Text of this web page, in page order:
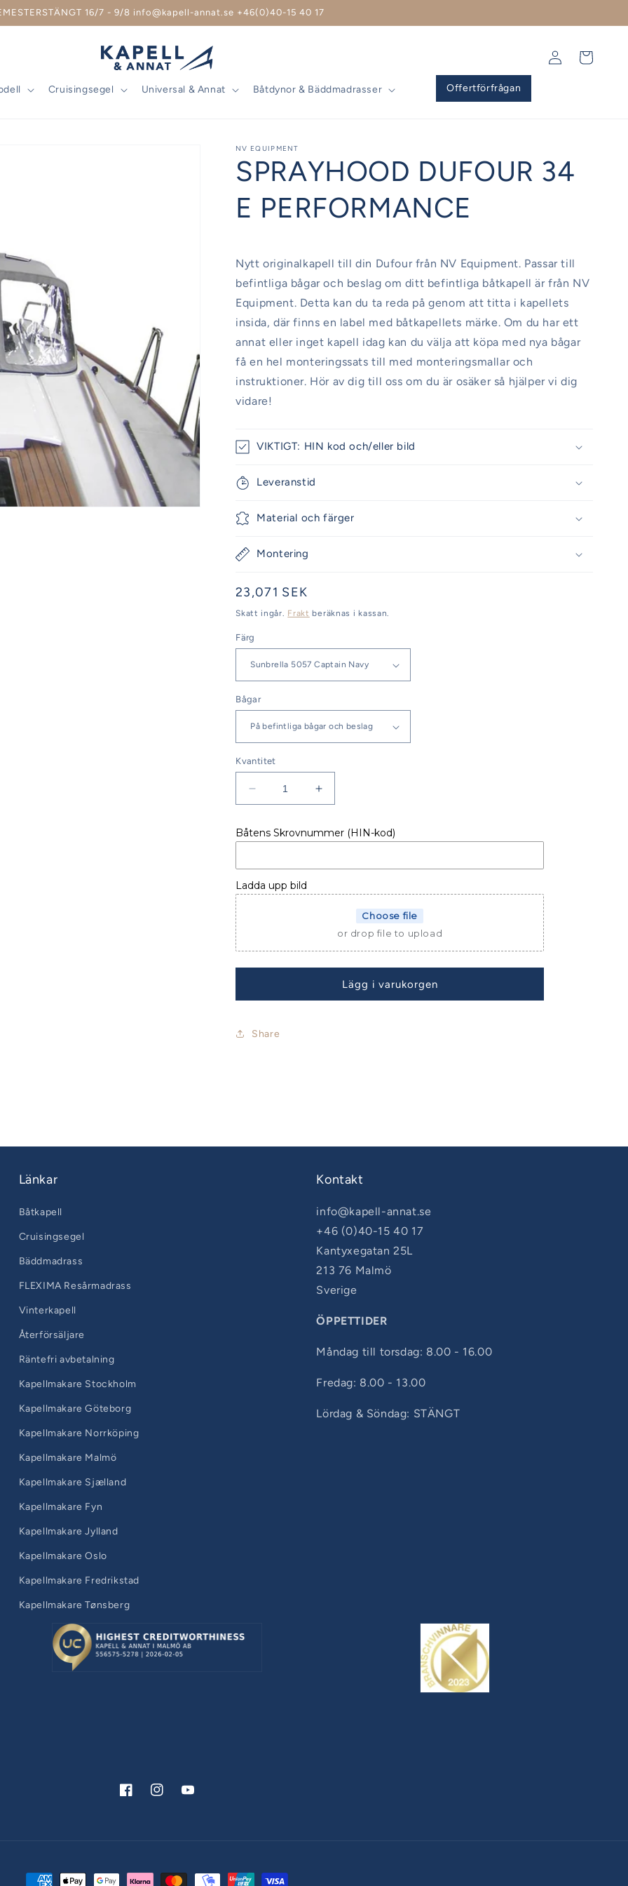
16/7 - 9/8 info@kapell-annat.se +46(0)40-15 40 17
Cruisingsegel Universal & Annat Båtdynor & Bäddmadrasser Offertförfrågan
Logga
Varukorg
NV EQUIPMENT
SPRAYHOOD DUFOUR 34
E PERFORMANCE
Nytt originalkapell till din Dufour från NV Equipment. Passar till
befintliga bågar och beslag om ditt befintliga båtkapell är från NV
Equipment. Detta kan du ta reda på genom att titta i kapellets
insida, där finns en label med båtkapellets märke. Om du har ett
annat eller inget kapell idag kan du välja att köpa med nya bågar
få en hel monteringssats till med monteringsmallar och
instruktioner. Hör av dig till oss om du är osäker så hjälper vi dig
vidare!
VIKTIGT: HIN kod och/eller bild
Leveranstid
Material och färger
Montering
Ordinarie
pris
23,071 SEK
Skatt ingår. Frakt beräknas i kassan.
Färg
Bågar
Kvantitet
Minska
kvantitet
SPRAYHOOD
34
E
PERFORMANCE
Öka
kvantitet
SPRAYHOOD
34
PERFORMANCE
Båtens Skrovnummer (HIN-kod)
Ladda upp bild
Choose file
or drop file to upload
Lägg i varukorgen
Share
Länkar
Båtkapell
Cruisingsegel
Bäddmadrass
FLEXIMA Resårmadrass
Vinterkapell
Återförsäljare
Räntefri avbetalning
Kapellmakare Stockholm
Kapellmakare Göteborg
Kapellmakare Norrköping
Kapellmakare Malmö
Kapellmakare Sjælland
Kapellmakare Fyn
Kapellmakare Jylland
Kapellmakare Oslo
Kapellmakare Fredrikstad
Kapellmakare Tønsberg
Kontakt
info@kapell-annat.se
+46 (0)40-15 40 17
Kantyxegatan 25L
213 76 Malmö
Sverige
ÖPPETTIDER
Måndag till torsdag: 8.00 - 16.00
Fredag: 8.00 - 13.00
Lördag & Söndag: STÄNGT
FacebookInstagramYouTube
Betalningsmetoder